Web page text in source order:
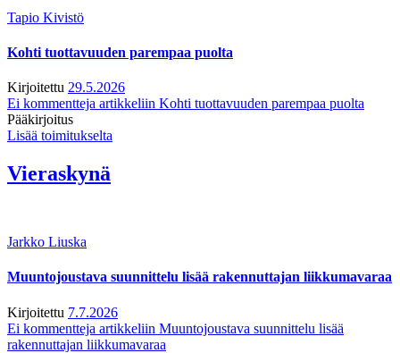
Tapio Kivistö
Kohti tuottavuuden parempaa puolta
Kirjoitettu 29.5.2026
Ei kommentteja artikkeliin Kohti tuottavuuden parempaa puolta
Pääkirjoitus
Lisää toimitukselta
Vieraskynä
Jarkko Liuska
Muuntojoustava suunnittelu lisää rakennuttajan liikkumavaraa
Kirjoitettu 7.7.2026
Ei kommentteja artikkeliin Muuntojoustava suunnittelu lisää
rakennuttajan liikkumavaraa